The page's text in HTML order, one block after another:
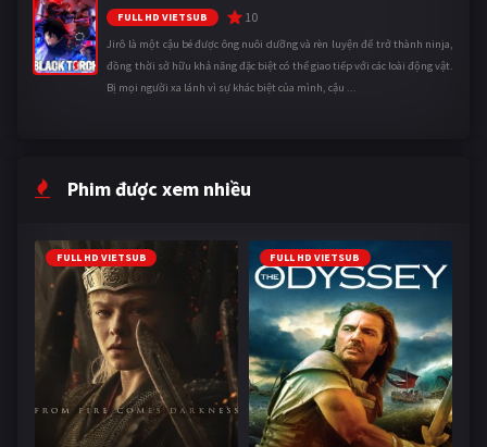
FULL HD VIETSUB 10
Jirô là một cậu bé được ông nuôi dưỡng và rèn luyện để trở thành ninja,
đồng thời sở hữu khả năng đặc biệt có thể giao tiếp với các loài động vật.
Bị mọi người xa lánh vì sự khác biệt của mình, cậu ...
Phim được xem nhiều
FULL HD VIETSUB FULL HD VIETSUB